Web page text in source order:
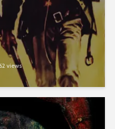
62 views